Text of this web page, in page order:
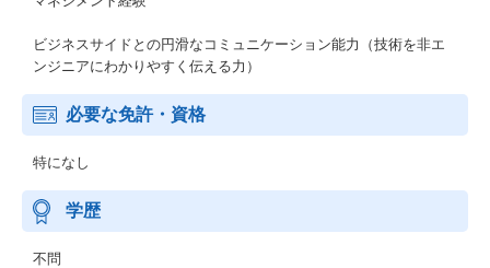
ビジネスサイドとの円滑なコミュニケーション能力（技術を非エ
ンジニアにわかりやすく伝える力）
必要な免許・資格
特になし
学歴
不問